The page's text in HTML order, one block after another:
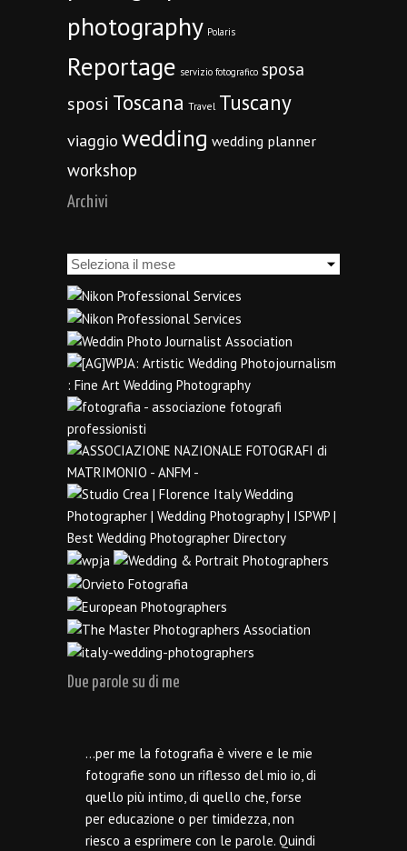
photography Polaris
Reportage servizio fotografico sposa
sposi Toscana Travel Tuscany
viaggio wedding wedding planner
workshop
Archivi
Archivi
Due parole su di me
…per me la fotografia è vivere e le mie
fotografie sono un riflesso del mio io, di
quello più intimo, di quello che, forse
per educazione o per timidezza, non
riesco a esprimere con le parole. Quindi